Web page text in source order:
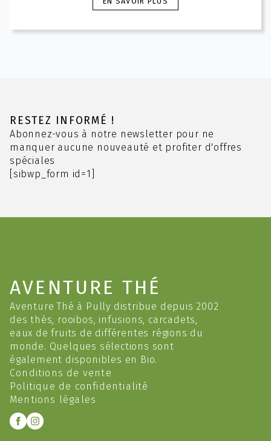
prix :
à
produit
choisies
sur
la
du
RESTEZ INFORMÉ !
Abonnez-vous à notre newsletter pour ne
manquer aucune nouveauté et profiter d'offres
spéciales
[sibwp_form id=1]
AVENTURE THÉ
Aventure Thé à Pully distribue depuis 2002
des thés, rooibos, infusions, carcadets,
eaux de fruits de différentes régions du
monde. Quelques sélections sont
également disponibles en Bio.
Conditions de vente
Politique de confidentialité
Mentions légales